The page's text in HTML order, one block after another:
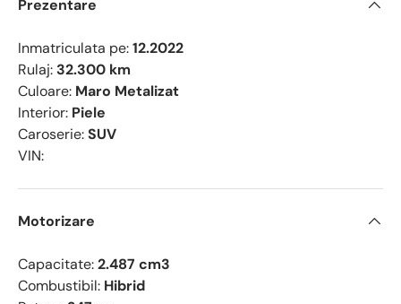
Prezentare
Inmatriculata pe:12.2022
Rulaj: 32.300 km
Culoare: Maro Metalizat
Interior: Piele
Caroserie:SUV
VIN:
Motorizare
Capacitate:2.487 cm3
Combustibil: Hibrid